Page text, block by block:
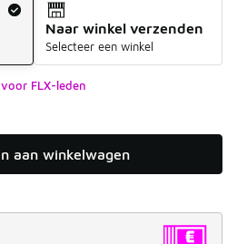
Naar winkel verzenden
Selecteer een winkel
FLX-leden
aan winkelwagen